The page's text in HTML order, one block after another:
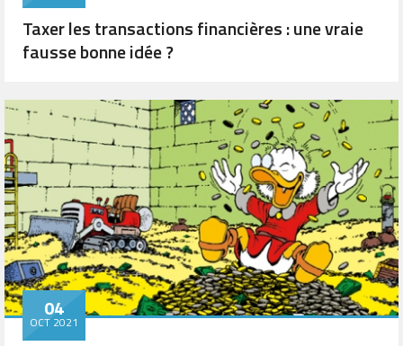
Taxer les transactions financières : une vraie
fausse bonne idée ?
04
OCT 2021